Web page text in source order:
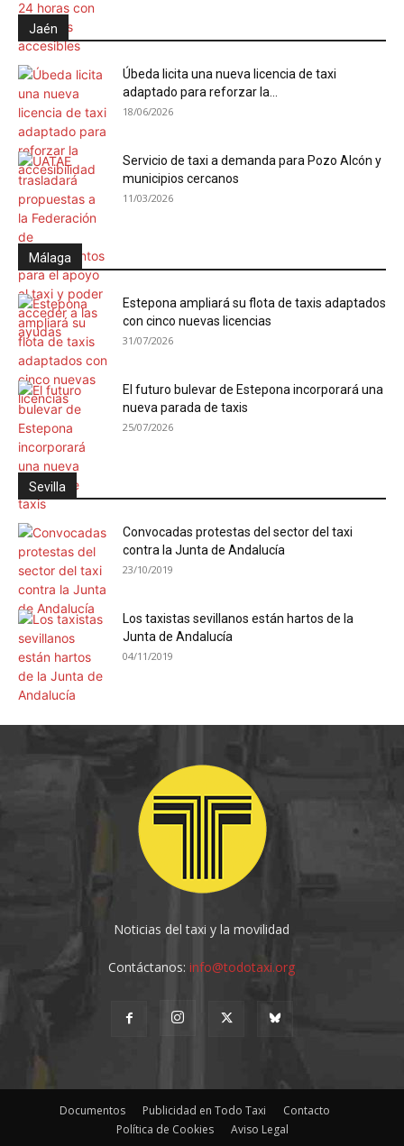
Jaén
Úbeda licita una nueva licencia de taxi
adaptado para reforzar la...
18/06/2026
Servicio de taxi a demanda para Pozo Alcón y
municipios cercanos
11/03/2026
Málaga
Estepona ampliará su flota de taxis adaptados
con cinco nuevas licencias
31/07/2026
El futuro bulevar de Estepona incorporará una
nueva parada de taxis
25/07/2026
Sevilla
Convocadas protestas del sector del taxi
contra la Junta de Andalucía
23/10/2019
Los taxistas sevillanos están hartos de la
Junta de Andalucía
04/11/2019
Noticias del taxi y la movilidad
Contáctanos:info@todotaxi.org
Documentos Publicidad en Todo Taxi
Contacto
Política de Cookies
Aviso Legal